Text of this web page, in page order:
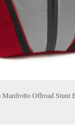
Manfrotto Offroad Stunt